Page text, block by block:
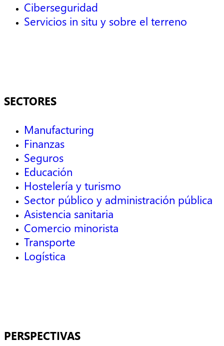
Ciberseguridad
Servicios in situ y sobre el terreno
SECTORES
Manufacturing
Finanzas
Seguros
Educación
Hostelería y turismo
Sector público y administración pública
Asistencia sanitaria
Comercio minorista
Transporte
Logística
PERSPECTIVAS